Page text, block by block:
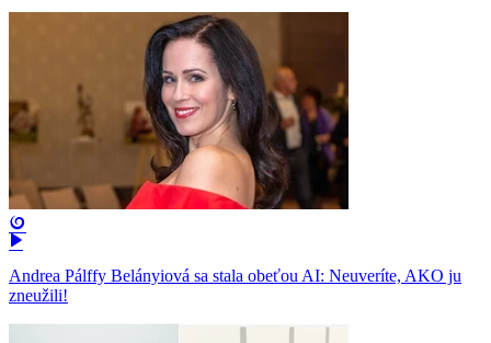
Andrea Pálffy Belányiová sa stala obeťou AI: Neuveríte, AKO ju
zneužili!